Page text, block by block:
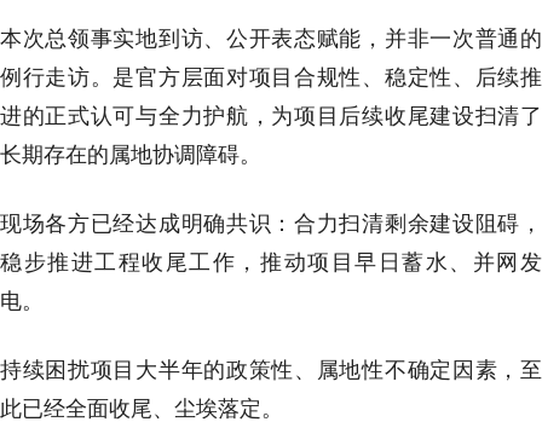
本次总领事实地到访、公开表态赋能，并非一次普通的
例行走访。是官方层面对项目合规性、稳定性、后续推
进的正式认可与全力护航，为项目后续收尾建设扫清了
长期存在的属地协调障碍。
现场各方已经达成明确共识：合力扫清剩余建设阻碍，
稳步推进工程收尾工作，推动项目早日蓄水、并网发
电。
持续困扰项目大半年的政策性、属地性不确定因素，至
此已经全面收尾、尘埃落定。